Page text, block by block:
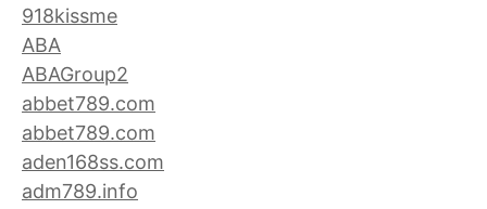
918kissme
ABA
ABAGroup2
abbet789.com
abbet789.com
aden168ss.com
adm789.info